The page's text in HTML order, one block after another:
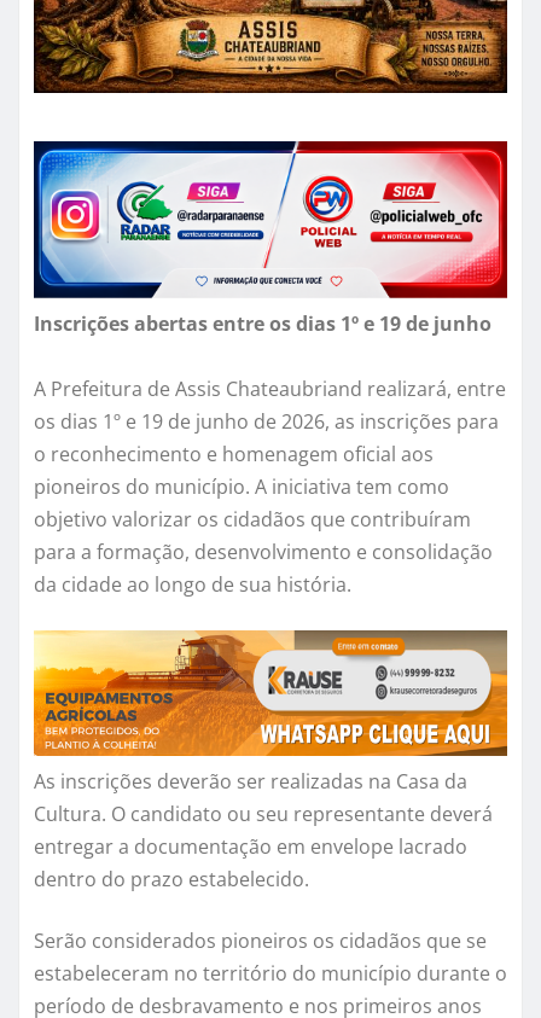
Inscrições abertas entre os dias 1º e 19 de junho
A Prefeitura de Assis Chateaubriand realizará, entre
os dias 1º e 19 de junho de 2026, as inscrições para
o reconhecimento e homenagem oficial aos
pioneiros do município. A iniciativa tem como
objetivo valorizar os cidadãos que contribuíram
para a formação, desenvolvimento e consolidação
da cidade ao longo de sua história.
As inscrições deverão ser realizadas na Casa da
Cultura. O candidato ou seu representante deverá
entregar a documentação em envelope lacrado
dentro do prazo estabelecido.
Serão considerados pioneiros os cidadãos que se
estabeleceram no território do município durante o
período de desbravamento e nos primeiros anos